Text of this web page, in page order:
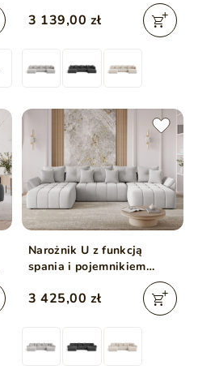
3 139,00 zł
Narożnik U z funkcją
spania i pojemnikiem
3 425,00 zł